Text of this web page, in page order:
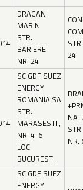
DRAGAN
MARIN
STR.
BARIEREI
NR. 24
24
SC GDF SUEZ
ENERGY
ROMANIA SA
STR.
MARASESTI ,
NR. 4-6
LOC.
BUCURESTI
NR.
SC GDF SUEZ
ENERGY